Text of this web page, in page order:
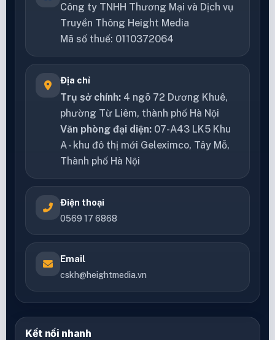
Công ty TNHH Thương Mại và Dịch vụ
Truyền Thông Height Media
Mã số thuế: 0110372064
Địa chỉ
Trụ sở chính: 4 ngõ 72 Dương Khuê,
phường Từ Liêm, thành phố Hà Nội
Văn phòng đại diện: 07-A43 LK5 Khu
A - khu đô thị mới Geleximco, Tây Mỗ,
Thành phố Hà Nội
Điện thoại
0569 17 6868
Email
cskh@heightmedia.vn
Kết nối nhanh